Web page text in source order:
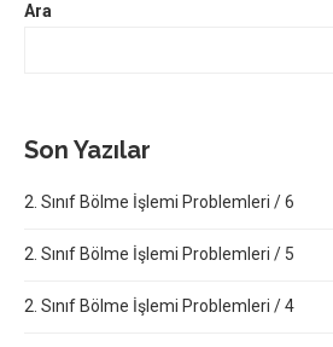
Ara
Son Yazılar
2. Sınıf Bölme İşlemi Problemleri / 6
2. Sınıf Bölme İşlemi Problemleri / 5
2. Sınıf Bölme İşlemi Problemleri / 4